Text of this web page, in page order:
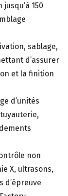
150
sablage,
d’assurer
et la finition
d’unités
non
X, ultrasons,
d’épreuve